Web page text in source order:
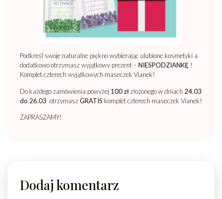
Podkreśl swoje naturalne piękno wybierając ulubione kosmetyki a
dodatkowo otrzymasz wyjątkowy prezent – NIESPODZIANKĘ !
Komplet czterech wyjątkowych maseczek Vianek!
Do każdego zamówienia powyżej 100 złzłożonego w dniach 24.03
do 26.03 otrzymaszGRATIS komplet czterech maseczek Vianek!
ZAPRASZAMY!
Dodaj komentarz